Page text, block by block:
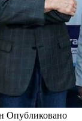
Опубликовано